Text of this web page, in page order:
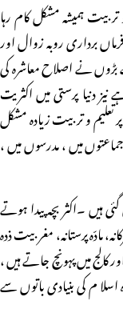
ہمیشہ مشکل کام رہا
برداری روبہ زوال اور
نے اصلاح معاشرہ کی
دنیا پرستی میں اکثریت
تعلیم و تربیت زیادہ مشکل
میں ، مدرسوں میں ،
ہیں ۔اکثر بچہ پیدا ہوتے
مادّہ پرستانہ، مغربیت ذدہ
میں پہونچ جاتے ہیں ،
م کی بنیادی باتوں سے